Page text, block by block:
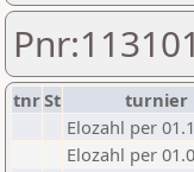
tnrSt turnier
Elozahl per
Elozahl per